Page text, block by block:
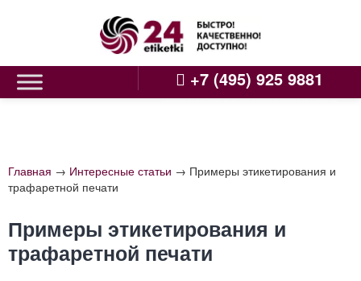
+7 (495) 925 9881
Главная → Интересные статьи → Примеры этикетирования и
трафаретной печати
Примеры этикетирования и
трафаретной печати